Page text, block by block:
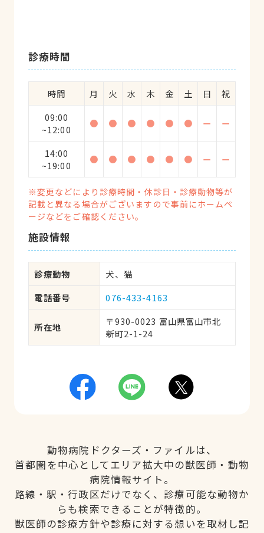
診療時間
時間 月 火 水 木 金 土 日
祝
09:00
~12:00
● ● ● ● ● ● ー ー
14:00
~19:00
● ● ● ● ● ● ー ー
※変更などにより診療時間・休診日・診療動物等が
記載と異なる場合がございますので事前にホームペ
ージなどをご確認ください。
施設情報
診療動物
犬、猫
電話番号
076-433-4163
所在地
〒930-0023 富山県富山市北
新町2-1-24
動物病院ドクターズ・ファイルは、
首都圏を中心としてエリア拡大中の獣医師・動物
病院情報サイト。
路線・駅・行政区だけでなく、診療可能な動物か
らも検索できることが特徴的。
獣医師の診療方針や診療に対する想いを取材し記